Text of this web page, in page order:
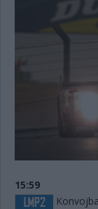
15:59